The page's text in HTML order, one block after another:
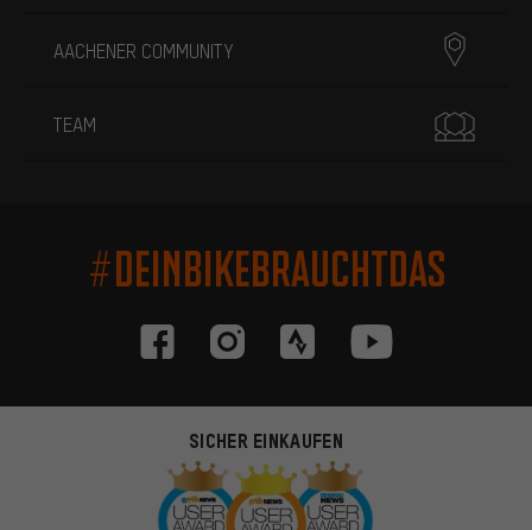
AACHENER COMMUNITY
TEAM
#DEINBIKEBRAUCHTDAS
SICHER EINKAUFEN